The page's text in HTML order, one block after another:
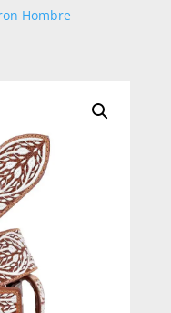
Hombre